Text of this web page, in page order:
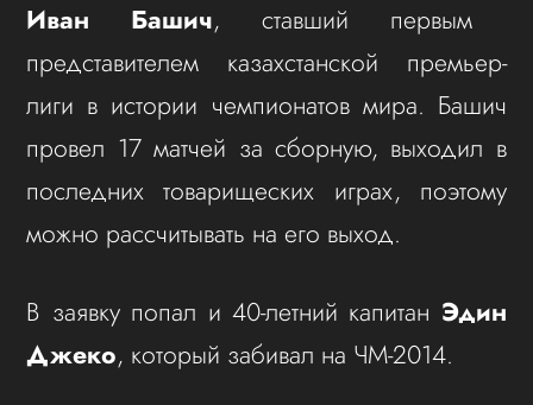
Иван Башич, ставший первым
представителем казахстанской премьер-
лиги в истории чемпионатов мира. Башич
провел 17 матчей за сборную, выходил в
последних товарищеских играх, поэтому
можно рассчитывать на его выход.
В заявку попал и 40-летний капитан Эдин
Джеко, который забивал на ЧМ-2014.